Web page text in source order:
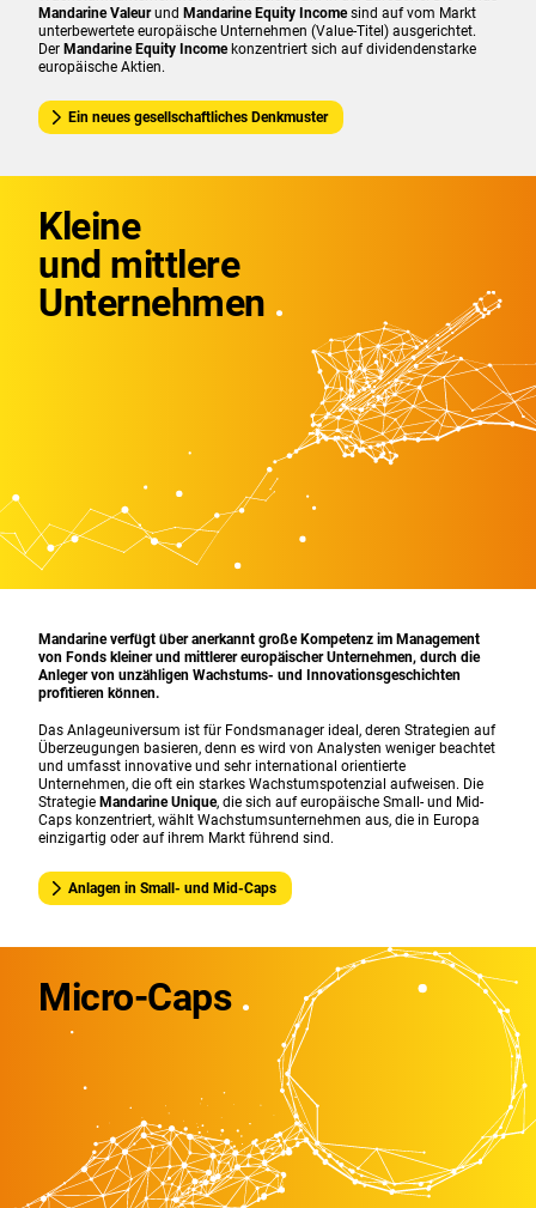
Mandarine Valeurund Mandarine Equity Incomesind auf vom Markt
unterbewertete europäische Unternehmen (Value-Titel) ausgerichtet.
Der Mandarine Equity Incomekonzentriert sich auf dividendenstarke
europäische Aktien.
Ein neues gesellschaftliches Denkmuster
Kleine
und mittlere
Unternehmen
Mandarine verfügt über anerkannt große Kompetenz im Management
von Fonds kleiner und mittlerer europäischer Unternehmen, durch die
Anleger von unzähligen Wachstums- und Innovationsgeschichten
profitieren können.
Das Anlageuniversum ist für Fondsmanager ideal, deren Strategien auf
Überzeugungen basieren, denn es wird von Analysten weniger beachtet
und umfasst innovative und sehr international orientierte
Unternehmen, die oft ein starkes Wachstumspotenzial aufweisen. Die
Strategie Mandarine Unique, die sich auf europäische Small- und Mid-
Caps konzentriert, wählt Wachstumsunternehmen aus, die in Europa
einzigartig oder auf ihrem Markt führend sind.
Anlagen in Small- und Mid-Caps
Micro-Caps